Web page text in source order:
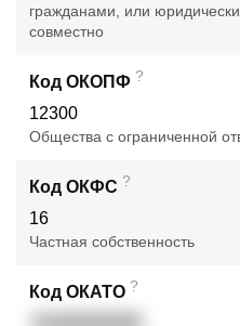
гражданами, или
совместно
Код ОКОПФ ?
12300
Общества с ограниченной
Код ОКФС ?
16
Частная собственность
Код ОКАТО ?